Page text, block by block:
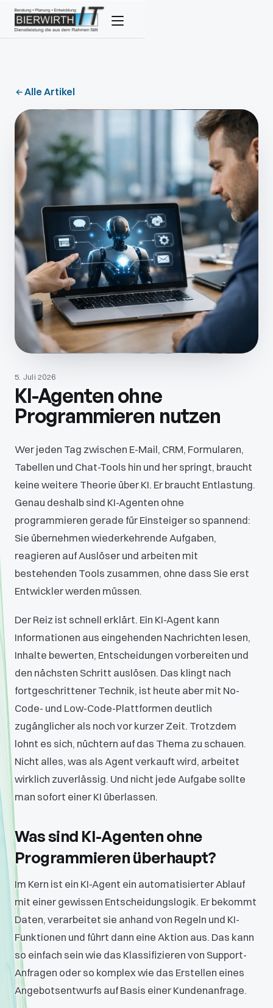
Alle Artikel
5. Juli 2026
KI-Agenten ohne
Programmieren nutzen
Wer jeden Tag zwischen E-Mail, CRM, Formularen,
Tabellen und Chat-Tools hin und her springt, braucht
keine weitere Theorie über KI. Er braucht Entlastung.
Genau deshalb sind KI-Agenten ohne
programmieren gerade für Einsteiger so spannend:
Sie übernehmen wiederkehrende Aufgaben,
reagieren auf Auslöser und arbeiten mit
bestehenden Tools zusammen, ohne dass Sie erst
Entwickler werden müssen.
Der Reiz ist schnell erklärt. Ein KI-Agent kann
Informationen aus eingehenden Nachrichten lesen,
Inhalte bewerten, Entscheidungen vorbereiten und
den nächsten Schritt auslösen. Das klingt nach
fortgeschrittener Technik, ist heute aber mit No-
Code- und Low-Code-Plattformen deutlich
zugänglicher als noch vor kurzer Zeit. Trotzdem
lohnt es sich, nüchtern auf das Thema zu schauen.
Nicht alles, was als Agent verkauft wird, arbeitet
wirklich zuverlässig. Und nicht jede Aufgabe sollte
man sofort einer KI überlassen.
Was sind KI-Agenten ohne
Programmieren überhaupt?
Im Kern ist ein KI-Agent ein automatisierter Ablauf
mit einer gewissen Entscheidungslogik. Er bekommt
Daten, verarbeitet sie anhand von Regeln und KI-
Funktionen und führt dann eine Aktion aus. Das kann
so einfach sein wie das Klassifizieren von Support-
Anfragen oder so komplex wie das Erstellen eines
Angebotsentwurfs auf Basis einer Kundenanfrage.